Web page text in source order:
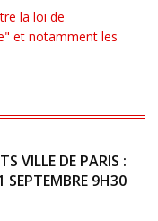
la loi de
et notamment les
VILLE DE PARIS :
SEPTEMBRE 9H30